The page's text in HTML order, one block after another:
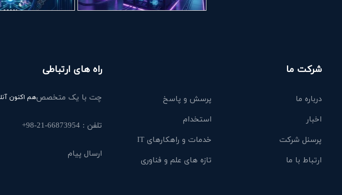
شرکت ما
درباره ما
پرسش و پاسخ
اخبار
استخدام
پرسنل شرکت
خدمات و راهکارهای IT
ارتباط با ما
تازه های علم و فناوری
راه های ارتباطی
چت با یک متخصصهم اکنون
تلفن : 66873954-21-98+
ارسال پیام